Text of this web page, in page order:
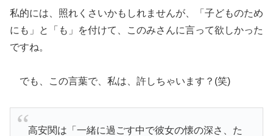
私的には、照れくさいかもしれませんが、「子どものため
にも」
と「も」を付けて、このみさんに言って欲しかった
ですね。
でも、この言葉で、私は、許しちゃいます？(笑)
高安関は「一緒に過ごす中で彼女の懐の深さ、た